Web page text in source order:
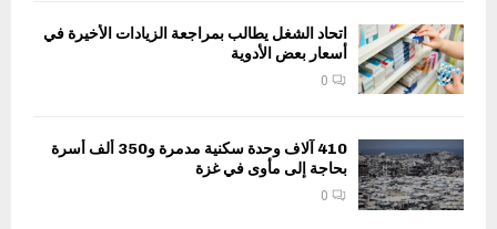
اتحاد الشغل يطالب بمراجعة الزيادات الأخيرة في
أسعار بعض الأدوية
0
410 آلاف وحدة سكنية مدمرة و350 ألف أسرة
بحاجة إلى مأوى في غزة
0